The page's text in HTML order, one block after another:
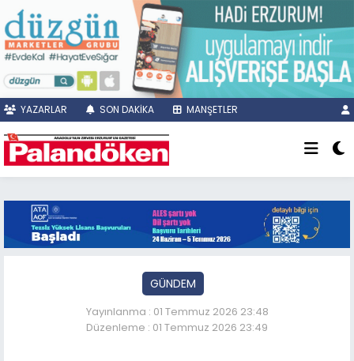
YAZARLAR SON DAKİKA MANŞETLER
GÜNDEM
Yayınlanma : 01 Temmuz 2026 23:48
Düzenleme : 01 Temmuz 2026 23:49